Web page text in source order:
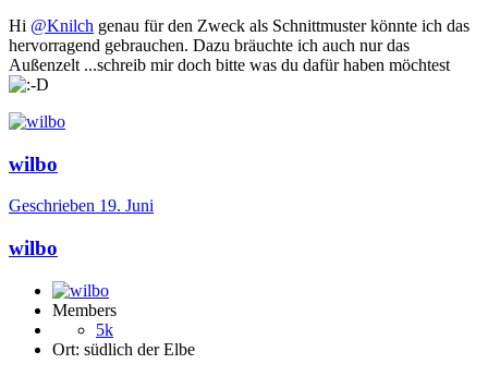
Hi @Knilch genau für den Zweck als Schnittmuster könnte ich das
hervorragend gebrauchen. Dazu bräuchte ich auch nur das
Außenzelt ...schreib mir doch bitte was du dafür haben möchtest
wilbo
Geschrieben 19. Juni
wilbo
Members
5k
Ort: südlich der Elbe